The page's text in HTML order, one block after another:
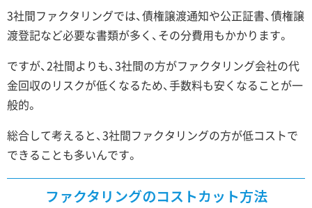
3社間ファクタリングでは、債権譲渡通知や公正証書、債権譲
渡登記など必要な書類が多く、その分費用もかかります。
ですが、2社間よりも、3社間の方がファクタリング会社の代
金回収のリスクが低くなるため、手数料も安くなることが一
般的。
総合して考えると、3社間ファクタリングの方が低コストで
できることも多いんです。
ファクタリングのコストカット方法